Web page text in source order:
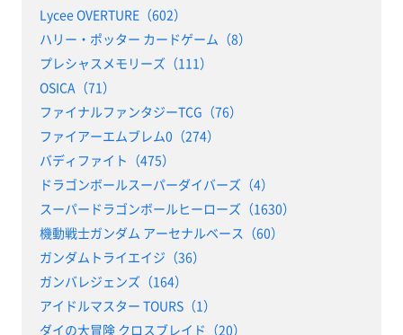
Lycee OVERTURE（602）
ハリー・ポッター カードゲーム（8）
プレシャスメモリーズ（111）
OSICA（71）
ファイナルファンタジーTCG（76）
ファイアーエムブレム0（274）
バディファイト（475）
ドラゴンボールスーパーダイバーズ（4）
スーパードラゴンボールヒーローズ（1630）
機動戦士ガンダム アーセナルベース（60）
ガンダムトライエイジ（36）
ガンバレジェンズ（164）
アイドルマスター TOURS（1）
ダイの大冒険 クロスブレイド（20）